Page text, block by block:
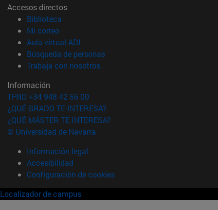
Accesos directos
Biblioteca
Mi correo(abre en nueva ventana)
Aula virtual ADI
Búsqueda de personas(abre en nueva ventana)
Trabaja con nosotros(abre en nueva ventana)
Información
TFNO +34 948 42 56 00
¿QUÉ GRADO TE INTERESA?
¿QUÉ MÁSTER TE INTERESA?
© Universidad de Navarra
Información legal
Accesibilidad
Configuración de cookies
Localizador de campus